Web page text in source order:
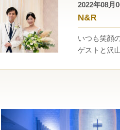
2022年08月
N&R
いつも笑顔
ゲストと沢